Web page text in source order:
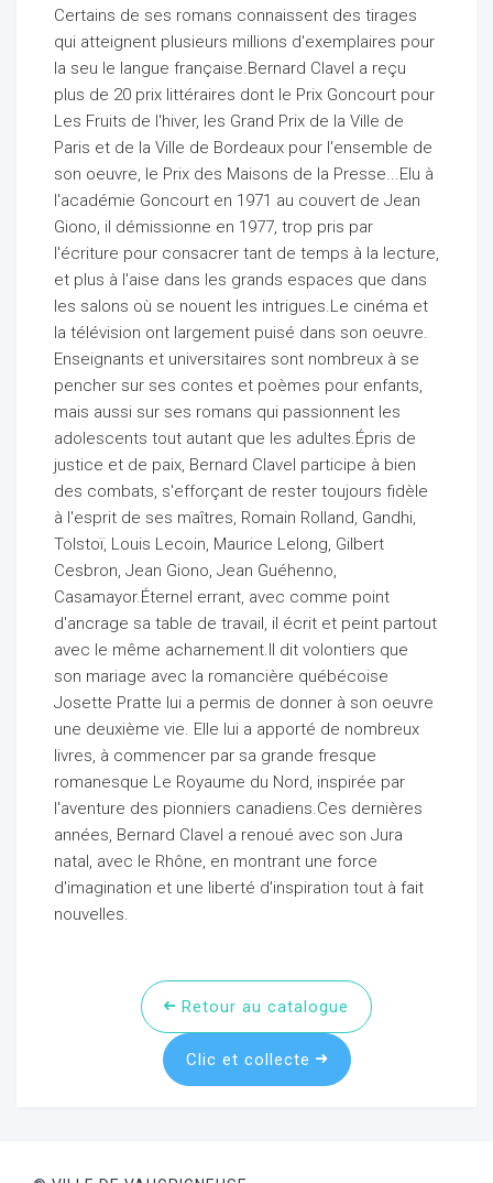
Certains de ses romans connaissent des tirages
qui atteignent plusieurs millions d'exemplaires pour
la seu le langue française.Bernard Clavel a reçu
plus de 20 prix littéraires dont le Prix Goncourt pour
Les Fruits de l'hiver, les Grand Prix de la Ville de
Paris et de la Ville de Bordeaux pour l'ensemble de
son oeuvre, le Prix des Maisons de la Presse...Elu à
l'académie Goncourt en 1971 au couvert de Jean
Giono, il démissionne en 1977, trop pris par
l'écriture pour consacrer tant de temps à la lecture,
et plus à l'aise dans les grands espaces que dans
les salons où se nouent les intrigues.Le cinéma et
la télévision ont largement puisé dans son oeuvre.
Enseignants et universitaires sont nombreux à se
pencher sur ses contes et poèmes pour enfants,
mais aussi sur ses romans qui passionnent les
adolescents tout autant que les adultes.Épris de
justice et de paix, Bernard Clavel participe à bien
des combats, s'efforçant de rester toujours fidèle
à l'esprit de ses maîtres, Romain Rolland, Gandhi,
Tolstoï, Louis Lecoin, Maurice Lelong, Gilbert
Cesbron, Jean Giono, Jean Guéhenno,
Casamayor.Éternel errant, avec comme point
d'ancrage sa table de travail, il écrit et peint partout
avec le même acharnement.Il dit volontiers que
son mariage avec la romancière québécoise
Josette Pratte lui a permis de donner à son oeuvre
une deuxième vie. Elle lui a apporté de nombreux
livres, à commencer par sa grande fresque
romanesque Le Royaume du Nord, inspirée par
l'aventure des pionniers canadiens.Ces dernières
années, Bernard Clavel a renoué avec son Jura
natal, avec le Rhône, en montrant une force
d'imagination et une liberté d'inspiration tout à fait
nouvelles.
Retour au catalogue
Clic et collecte